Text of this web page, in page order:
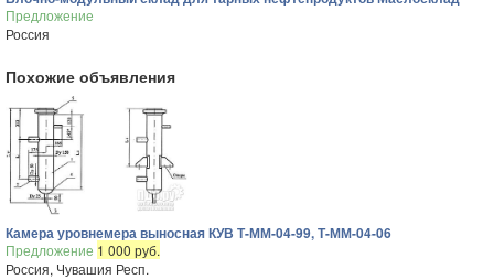
Предложение
Россия
Похожие объявления
Камера уровнемера выносная КУВ Т-ММ-04-99, Т-ММ-04-06
Предложение 1 000 руб.
Россия, Чувашия Респ.